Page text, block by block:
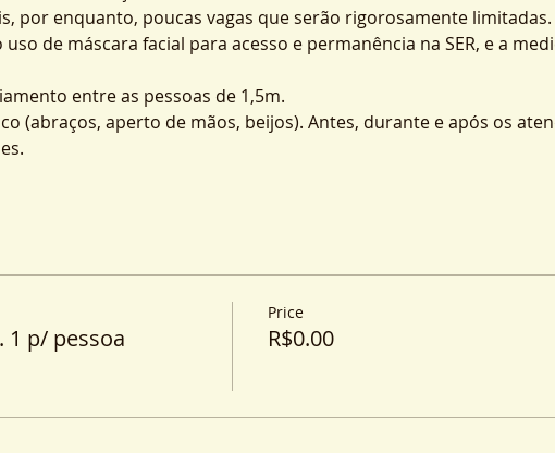
por enquanto, poucas vagas que serão rigorosamente limitadas.
de máscara facial para acesso e permanência na SER, e a
entre as pessoas de 1,5m.
(abraços, aperto de mãos, beijos). Antes, durante e após os
1 p/ pessoa
Price
R$0.00